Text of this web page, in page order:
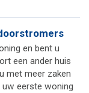
en bent u
een ander huis
met meer zaken
eerste woning